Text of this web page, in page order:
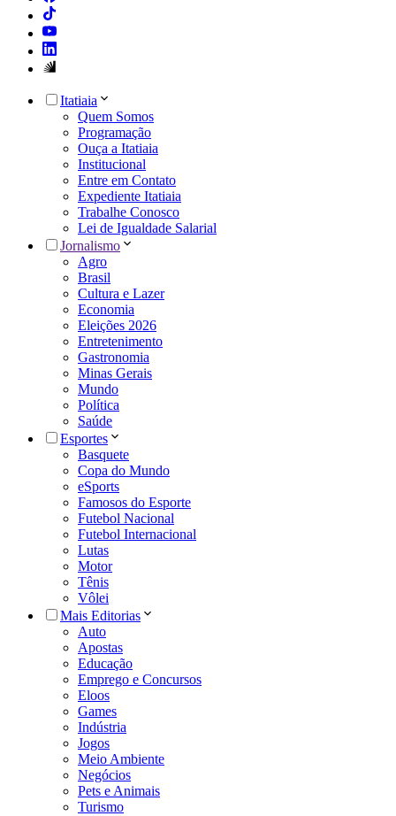
Itatiaia
Quem Somos
Programação
Ouça a Itatiaia
Institucional
Entre em Contato
Expediente Itatiaia
Trabalhe Conosco
Lei de Igualdade Salarial
Jornalismo
Agro
Brasil
Cultura e Lazer
Economia
Eleições 2026
Entretenimento
Gastronomia
Minas Gerais
Mundo
Política
Saúde
Esportes
Basquete
Copa do Mundo
eSports
Famosos do Esporte
Futebol Nacional
Futebol Internacional
Lutas
Motor
Tênis
Vôlei
Mais Editorias
Auto
Apostas
Educação
Emprego e Concursos
Eloos
Games
Indústria
Jogos
Meio Ambiente
Negócios
Pets e Animais
Turismo